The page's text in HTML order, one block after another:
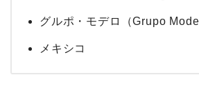
グルポ・モデロ（Grupo
メキシコ